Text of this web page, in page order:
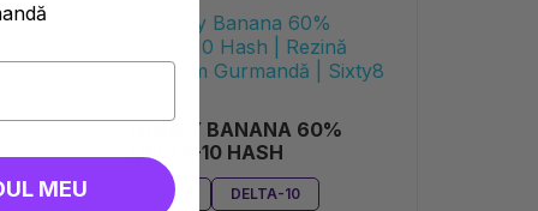
HONEY BANANA 60%
DELTA-10 HASH
HASH DELTA-10
MEU